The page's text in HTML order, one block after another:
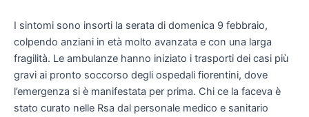
I sintomi sono insorti la serata di domenica 9 febbraio,
colpendo anziani in età molto avanzata e con una larga
fragilità. Le ambulanze hanno iniziato i trasporti dei casi più
gravi ai pronto soccorso degli ospedali fiorentini, dove
l’emergenza si è manifestata per prima. Chi ce la faceva è
stato curato nelle Rsa dal personale medico e sanitario